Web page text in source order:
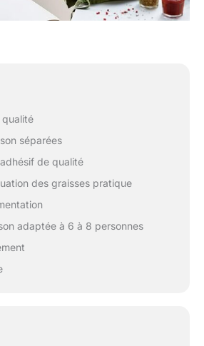
séparées
de qualité
des graisses pratique
adaptée à 6 à 8 personnes